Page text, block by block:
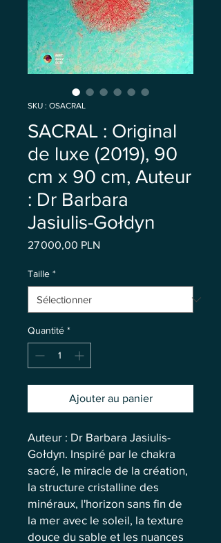
SKU : OSACRAL
SACRAL : Original
de luxe (2019), 90
cm x 90 cm, Auteur
: Dr Barbara
Jasiulis-Gołdyn
27 000,00 PLN
Taille *
Quantité *
Ajouter au panier
Auteur : Dr Barbara Jasiulis-
Gołdyn. Inspiré par le chakra
sacré, le miracle de la création,
la structure cristalline des
minéraux, l'horizon sans fin de
la mer avec le soleil, la texture
douce du sable et les nuances